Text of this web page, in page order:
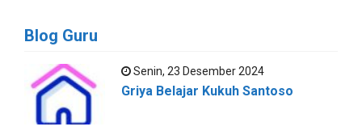
Blog Guru
Senin, 23 Desember 2024
Griya Belajar Kukuh Santoso